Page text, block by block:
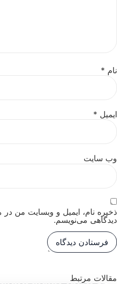
نام *
ایمیل *
وب‌ سایت
ذخیره نام، ایمیل و وبسایت من در
دیدگاهی می‌نویسم.
مقالات مرتبط